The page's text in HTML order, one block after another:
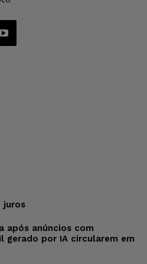
juros
após anúncios com
gerado por IA circularem em